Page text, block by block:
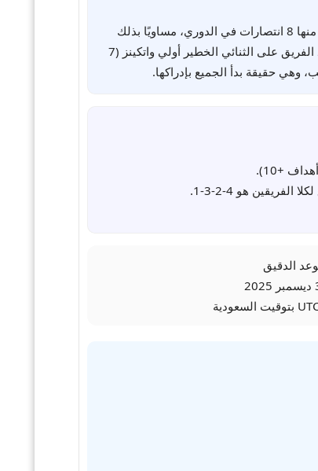
في جميع المسابقات، منها 8 انتصارات في الدوري، مساويًا بذلك
رقمًا قياسيًا للنادي يعود لأكثر من قرن. المدرب أوناي إيمري، الذي يرى المباراة "صعبة للغاية"، يقود آلة متوازنة سجلت 29 هدفًا. يعتمد الفريق على الثنائي الخطير أولي واتكينز (7
وهي حقيقة بدأ الجميع بإدراكها.
هو 4-2-3-1.
الدقيق